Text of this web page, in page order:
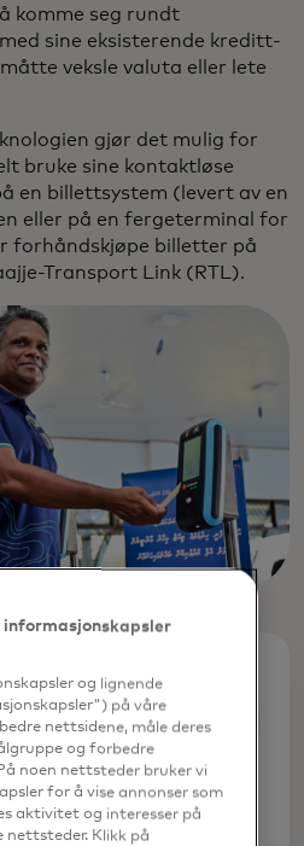
komme seg rundt
sine eksisterende kreditt-
veksle valuta eller lete
gjør det mulig for
bruke sine kontaktløse
en billettsystem (levert av en
eller på en fergeterminal for
forhåndskjøpe billetter på
Transport Link (RTL).
tildelt
pris for
Program
i mars
informasjonskapsler
og lignende
på våre
nettsidene, måle deres
og forbedre
noen nettsteder bruker vi
for å vise annonser som
aktivitet og interesser på
Klikk på